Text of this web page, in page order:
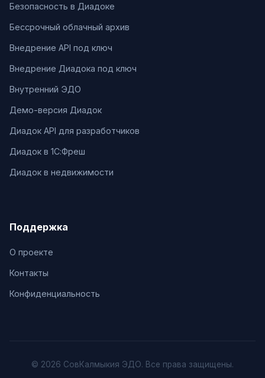
Безопасность в Диадоке
Бессрочный облачный архив
Внедрение API под ключ
Внедрение Диадока под ключ
Внутренний ЭДО
Демо-версия Диадок
Диадок API для разработчиков
Диадок в 1С:Фреш
Диадок в недвижимости
Поддержка
О проекте
Контакты
Конфиденциальность
© 2026 СовКалмыкия ЭДО. Все права защищены.